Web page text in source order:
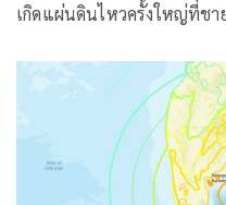
เกิดแผ่นดินไหวครั้งใหญ่ที่ช